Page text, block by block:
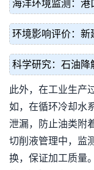
海洋环境监测：港
环境影响评价：新
科学研究：石油降
此外，在工业生产
如，在循环冷却水
泄漏，防止油类附
切削液管理中，监
换，保证加工质量